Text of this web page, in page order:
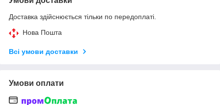
Доставка здійснюється тільки по передоплаті.
Нова Пошта
Всі умови доставки
Умови оплати